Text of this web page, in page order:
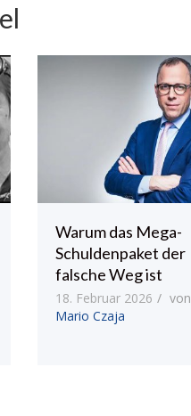
Warum das Mega-
Schuldenpaket der
falsche Weg ist
18. Februar 2026
von
Mario Czaja